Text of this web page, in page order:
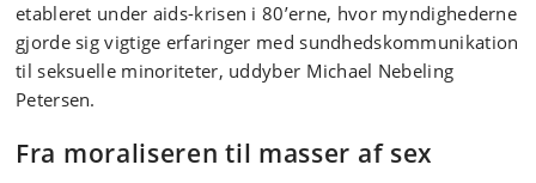
etableret under aids-krisen i 80’erne, hvor myndighederne
gjorde sig vigtige erfaringer med sundhedskommunikation
til seksuelle minoriteter, uddyber Michael Nebeling
Petersen.
Fra moraliseren til masser af sex